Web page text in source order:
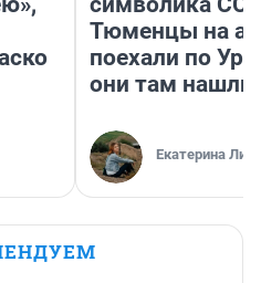
Тюменцы на
поехали по
они там нашли
Екатерина